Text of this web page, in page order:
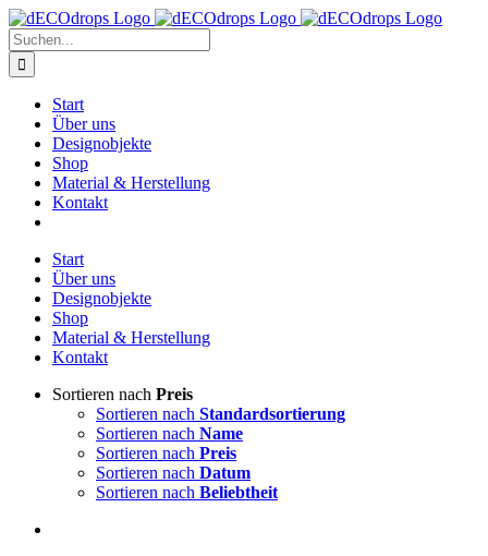
Zum
Inhalt
springen
Suche
nach:
Start
Über uns
Designobjekte
Shop
Material & Herstellung
Kontakt
Start
Über uns
Designobjekte
Shop
Material & Herstellung
Kontakt
Sortieren nach Preis
Sortieren nach Standardsortierung
Sortieren nach Name
Sortieren nach Preis
Sortieren nach Datum
Sortieren nach Beliebtheit